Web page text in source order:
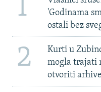
1
'Godinama
ostali bez
2
Kurti u
mogla trajati
otvoriti arhive